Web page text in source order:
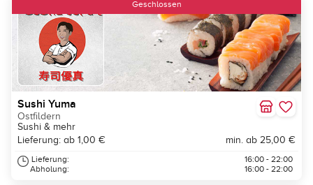
Geschlossen
Sushi Yuma
Ostfildern
Sushi & mehr
Lieferung: ab 1,00 €
min. ab 25,00 €
Lieferung:
Abholung:
16:00 - 22:00
16:00 - 22:00